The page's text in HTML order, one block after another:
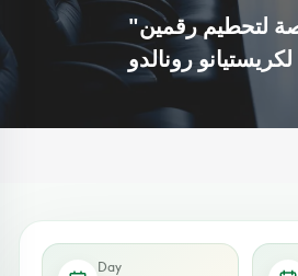
"بنزيمة" أمام فرصة لتحطيم رقمين
لكريستيانو رونالدو
Day